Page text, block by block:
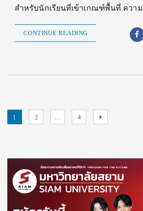
สำหรับนักเรียนที่เข้าเกณฑ์พื้นที่ ควา
CONTINUE READING
Posts
Page
1 Page
2 … Page
4
Next